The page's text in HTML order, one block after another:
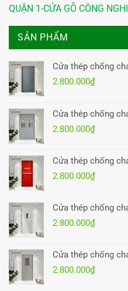
QUẬN 1-CỬA GỖ CÔNG
SẢN PHẨM
Cửa thép chống
2.800.000₫
Cửa thép chống
2.800.000₫
Cửa thép chống
2.800.000₫
Cửa thép chống
2.800.000₫
Cửa thép chống
2.800.000₫